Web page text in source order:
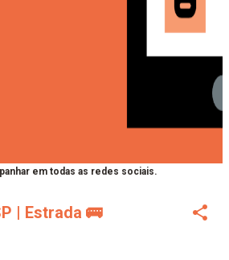
em todas as redes sociais.
| Estrada 🚌